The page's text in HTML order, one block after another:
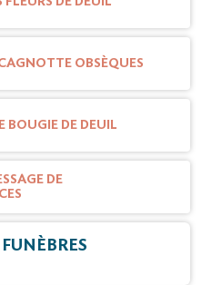
OBSÈQUES
BOUGIE DE DEUIL
DE